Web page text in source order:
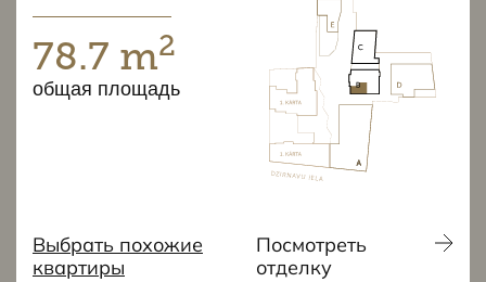
78.7 m2
общая площадь
Выбрать похожие
квартиры
Посмотреть
отделку